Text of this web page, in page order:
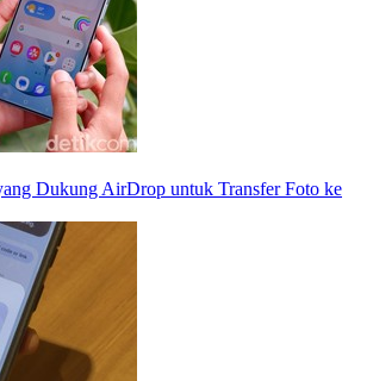
Dukung AirDrop untuk Transfer Foto ke